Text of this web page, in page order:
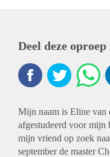
Deel deze
Mijn naam is Eline van
afgestudeerd voor mijn
mijn vriend op zoek
september de master